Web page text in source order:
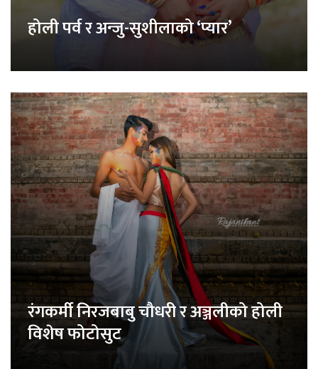
होली पर्व र अन्जु-सुशीलाको ‘प्यार’
रंगकर्मी निरजबाबु चौधरी र अञ्जलीको होली
विशेष फोटोसुट